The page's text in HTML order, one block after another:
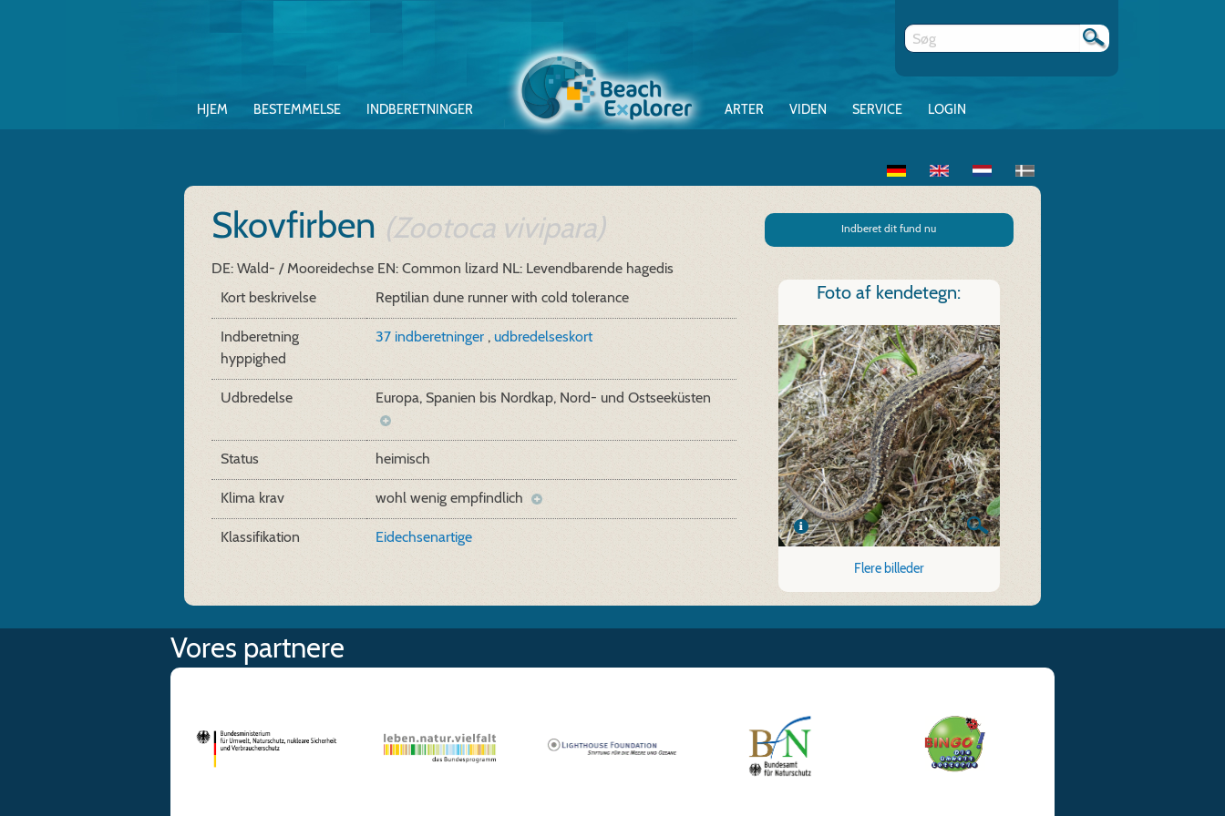
HJEM BESTEMMELSE INDBERETNINGER ARTER VIDEN SERVICE LOGIN
Skovfirben (Zootoca vivipara)
DE: Wald- / Mooreidechse EN: Common lizard NL: Levendbarende hagedis
Indberet dit fund nu
Kort beskrivelse Reptilian dune runner with cold tolerance
Indberetning
hyppighed
37 indberetninger , udbredelseskort
Udbredelse Europa, Spanien bis Nordkap, Nord- und Ostseeküsten
Status heimisch
Klima krav wohl wenig empfindlich
Klassifikation Eidechsenartige
Foto af kendetegn:
Flere billeder
Vores partnere